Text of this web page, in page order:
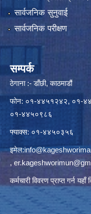
सार्वजनिक सुनुवाई
सार्वजनिक परीक्षण
सम्पर्क
ठेगाना :- डाँछी, काठमाडौं
फोन: ०१-४४५१२४२, ०१-
०१-४४५०९८६
फ्याक्स: ०१-४४५०३५६
इमेल:
,
कर्मचारी विवरण प्राप्त गर्नयहाँ